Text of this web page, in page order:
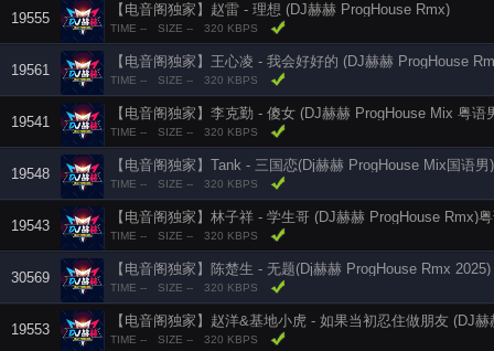
19555
【电音阁独家】赵雷 - 理想 (DJ赫赫 ProgHouse Rmx)
TIME -- SIZE -- 320 KBPS
19561
【电音阁独家】王心凌 - 我会好好的 (DJ赫赫 ProgHouse
TIME -- SIZE -- 320 KBPS
19541
【电音阁独家】李克勤 - 傻女 (DJ赫赫 ProgHouse Mix 粤语
TIME -- SIZE -- 320 KBPS
19548
【电音阁独家】Tank - 三国恋(Dj赫赫 ProgHouse Mix国语男)
TIME -- SIZE -- 320 KBPS
19543
【电音阁独家】林子祥 - 学生哥 (DJ赫赫 ProgHouse Rmx)
TIME -- SIZE -- 320 KBPS
30569
【电音阁独家】陈楚生 - 无题(Dj赫赫 ProgHouse Rmx 2025)
TIME -- SIZE -- 320 KBPS
19553
【电音阁独家】赵洋&基地小虎 - 如果当初忍住做朋友 (DJ
TIME -- SIZE -- 320 KBPS